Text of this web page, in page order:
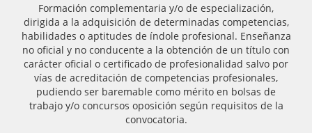
Formación complementaria y/o de especialización,
dirigida a la adquisición de determinadas competencias,
habilidades o aptitudes de índole profesional. Enseñanza
no oficial y no conducente a la obtención de un título con
carácter oficial o certificado de profesionalidad salvo por
vías de acreditación de competencias profesionales,
pudiendo ser baremable como mérito en bolsas de
trabajo y/o concursos oposición según requisitos de la
convocatoria.